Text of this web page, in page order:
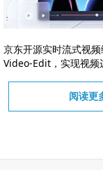
京东开源实时流式视
Video-Edit，实现视频
阅读更